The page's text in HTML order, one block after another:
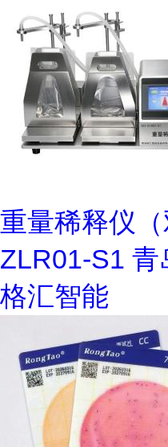
重量稀释仪
ZLR01-S1 青
格汇智能